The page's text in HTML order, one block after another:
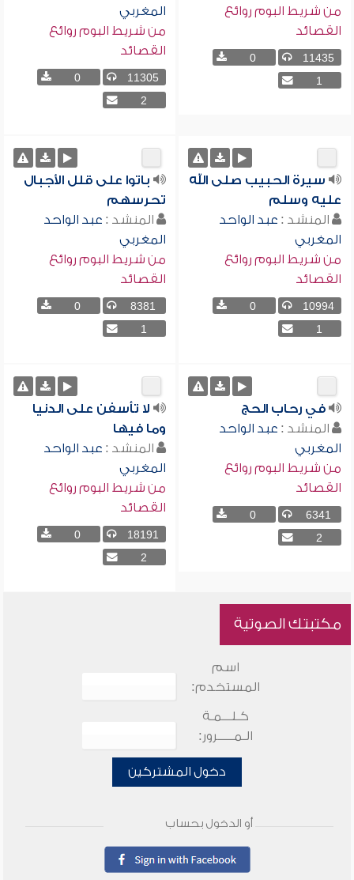
من شريط البوم روائع
القصائد
11435
0
1
المغربي
من شريط البوم روائع
القصائد
11305
0
2
سيرة الحبيب صلى الله
عليه وسلم
المنشد : عبد الواحد
المغربي
من شريط البوم روائع
القصائد
10994
0
1
باتوا على قلل الأجبال
تحرسهم
المنشد : عبد الواحد
المغربي
من شريط البوم روائع
القصائد
8381
0
1
في رحاب الحج
المنشد : عبد الواحد
المغربي
من شريط البوم روائع
القصائد
6341
0
2
لا تأسفن على الدنيا
وما فيها
المنشد : عبد الواحد
المغربي
من شريط البوم روائع
القصائد
18191
0
2
مكتبتك الصوتية
اسم
المستخدم:
كـلـــمـة
الـمـــــرور:
دخول المشتركين
أو الدخول بحساب